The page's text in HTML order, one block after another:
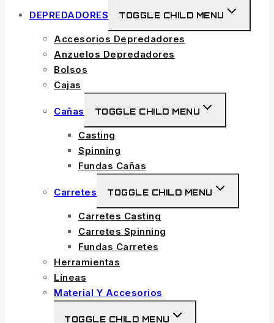
DEPREDADORES TOGGLE CHILD MENU
Accesorios Depredadores
Anzuelos Depredadores
Bolsos
Cajas
Cañas TOGGLE CHILD MENU
Casting
Spinning
Fundas Cañas
Carretes TOGGLE CHILD MENU
Carretes Casting
Carretes Spinning
Fundas Carretes
Herramientas
Líneas
Material Y Accesorios
TOGGLE CHILD MENU